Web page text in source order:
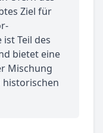
Ziel für
Teil des
bietet eine
Mischung
historischen